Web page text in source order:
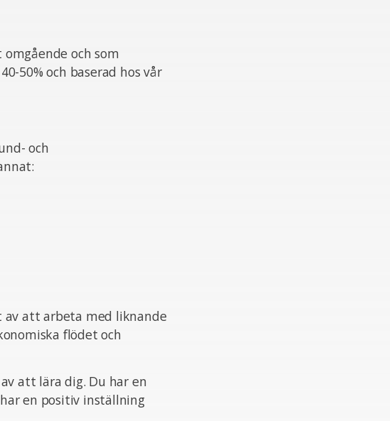
och som
50% och baserad hos vår
och
av att arbeta med liknande
flödet och
att lära dig. Du har en
en positiv inställning